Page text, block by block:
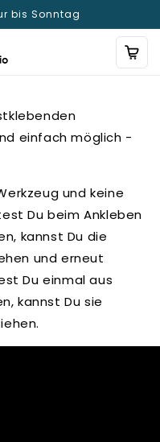
bis Sonntag
einfach möglich -
und keine
Du beim Ankleben
kannst Du die
und erneut
Du einmal aus
kannst Du sie